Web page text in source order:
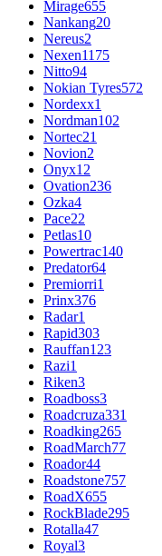
Mirage655
Nankang20
Nereus2
Nexen1175
Nitto94
Nokian Tyres572
Nordexx1
Nordman102
Nortec21
Novion2
Onyx12
Ovation236
Ozka4
Pace22
Petlas10
Powertrac140
Predator64
Premiorri1
Prinx376
Radar1
Rapid303
Rauffan123
Razi1
Riken3
Roadboss3
Roadcruza331
Roadking265
RoadMarch77
Roador44
Roadstone757
RoadX655
RockBlade295
Rotalla47
Royal3